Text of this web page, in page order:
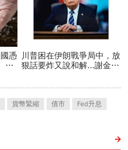
貨幣緊縮 債市 Fed升息